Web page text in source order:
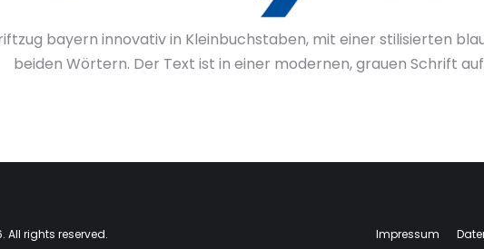
bayern innovativ in Kleinbuchstaben, mit einer stilisierten
beiden Wörtern. Der Text ist in einer modernen, grauen Schrift
All rights reserved. Impressum